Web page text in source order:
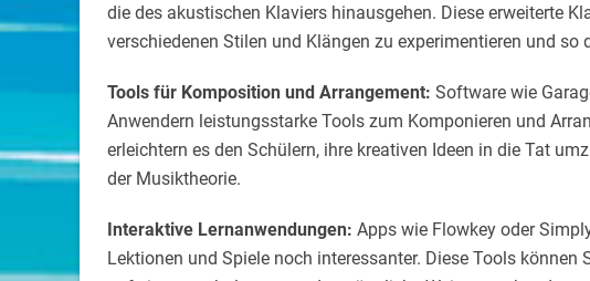
die des akustischen Klaviers hinausgehen. Diese erweiterte
verschiedenen Stilen und Klängen zu experimentieren und so
Tools für Komposition und Arrangement: Software wie
Anwendern leistungsstarke Tools zum Komponieren und
erleichtern es den Schülern, ihre kreativen Ideen in die Tat
der Musiktheorie.
Interaktive Lernanwendungen: Apps wie Flowkey oder
Lektionen und Spiele noch interessanter. Diese Tools